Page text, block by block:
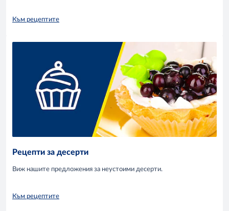
Към рецептите
Рецепти за десерти
Виж нашите предложения за неустоими десерти.
Към рецептите